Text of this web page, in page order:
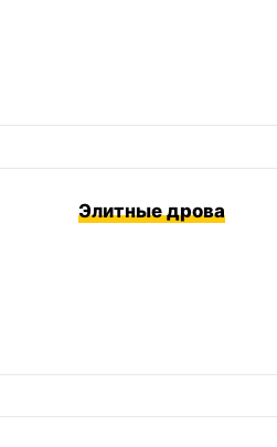
Элитные дрова